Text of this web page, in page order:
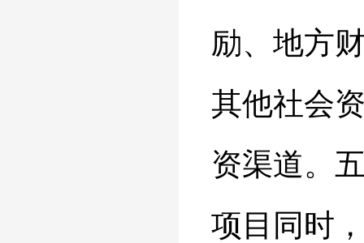
励、地方
其他社会
资渠道。
项目同时